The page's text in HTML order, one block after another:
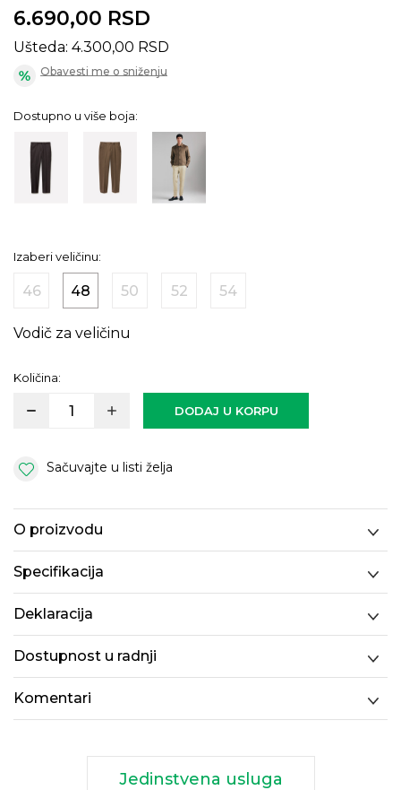
6.690,00 RSD
Ušteda: 4.300,00 RSD
Obavesti me o sniženju
Dostupno u više boja:
Izaberi veličinu:
46 48 50 52 54
Vodič za veličinu
Količina:
DODAJ U KORPU
Sačuvajte u listi želja
O proizvodu
Specifikacija
Deklaracija
Dostupnost u radnji
Komentari
Jedinstvena usluga